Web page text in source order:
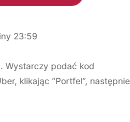
23:59
Wystarczy podać kod
klikając “Portfel”, następnie